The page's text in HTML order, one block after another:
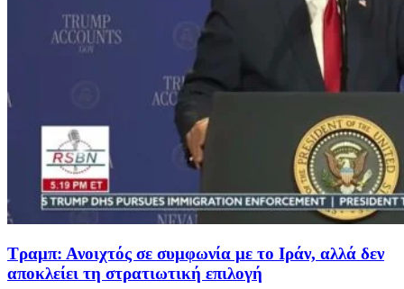
Τραμπ: Ανοιχτός σε συμφωνία με το Ιράν, αλλά δεν
αποκλείει τη στρατιωτική επιλογή